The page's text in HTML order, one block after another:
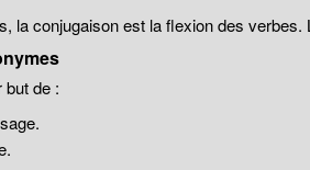
la conjugaison est la flexion des
de :